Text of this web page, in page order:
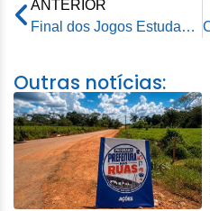
ANTERIOR
Final dos Jogos Estudantis da Prefeitura de Rio Branco reúne mais de 500 alunos da rede municipal
Outras notícias: